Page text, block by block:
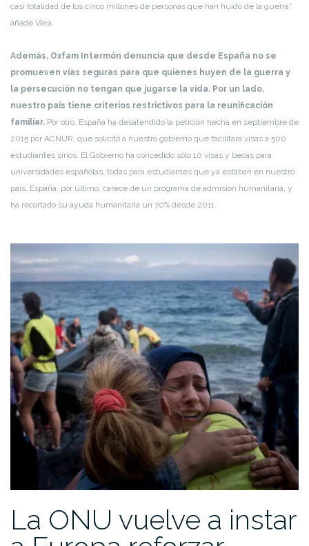
casi totalidad de los cinco millones de personas que han huido de la guerra”,
añade Vera.
Además, Oxfam Intermón denuncia que desde España no se
promueven vías seguras para que quienes huyen de la guerra y
la persecución no tengan que jugarse la vida. Por un lado,
nuestro país tiene criterios restrictivos para la reunificación
familiar. Por otro, España ha desatendido la petición hecha en septiembre de
2015 por ACNUR, que solicitó a nuestro gobierno que facilitara visas a 500
estudiantes sirios. El Gobierno ha concedido sólo 10 visas y becas para
universidades españolas, todas para estudiantes que ya estaban en nuestro
país. España, por último, carece de un programa de admisión humanitaria, y
ha recortado su ayuda humanitaria un 70% desde 2011.
La ONU vuelve a instar